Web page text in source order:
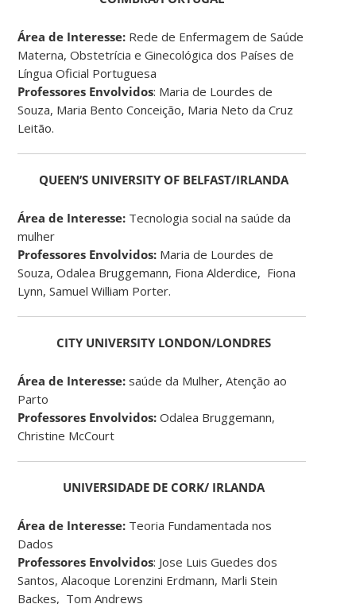
Área de Interesse: Rede de Enfermagem de Saúde
Materna, Obstetrícia e Ginecológica dos Países de
Língua Oficial Portuguesa
Professores Envolvidos: Maria de Lourdes de
Souza, Maria Bento Conceição, Maria Neto da Cruz
Leitão.
QUEEN’S UNIVERSITY OF BELFAST/IRLANDA
Área de Interesse: Tecnologia social na saúde da
mulher
Professores Envolvidos: Maria de Lourdes de
Souza, Odalea Bruggemann, Fiona Alderdice, Fiona
Lynn, Samuel William Porter.
CITY UNIVERSITY LONDON/LONDRES
Área de Interesse: saúde da Mulher, Atenção ao
Parto
Professores Envolvidos: Odalea Bruggemann,
Christine McCourt
UNIVERSIDADE DE CORK/ IRLANDA
Área de Interesse: Teoria Fundamentada nos
Dados
Professores Envolvidos: Jose Luis Guedes dos
Santos, Alacoque Lorenzini Erdmann, Marli Stein
Backes, Tom Andrews